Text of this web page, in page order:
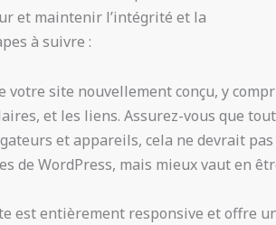
et maintenir l’intégrité et la
à suivre :
votre site nouvellement conçu, y
et les liens. Assurez-vous que tout
et appareils, cela ne devrait pas
de WordPress, mais mieux vaut en
est entièrement responsive et offre